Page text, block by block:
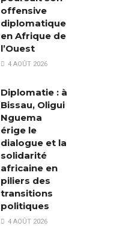
offensive
diplomatique
en Afrique de
l’Ouest
4 AOÛT 2026
Diplomatie : à
Bissau, Oligui
Nguema
érige le
dialogue et la
solidarité
africaine en
piliers des
transitions
politiques
4 AOÛT 2026